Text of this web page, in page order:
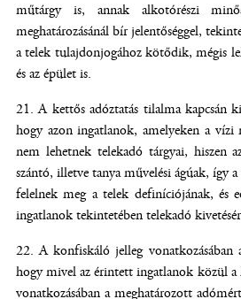
műtárgy is, annak alkotórészi
meghatározásánál bír jelentőséggel,
a telek tulajdonjogához kötődik, mégis
és az épület is.
A kettős adóztatás tilalma kapcsán
hogy azon ingatlanok, amelyeken a vízi
nem lehetnek telekadó tárgyai, hiszen
szántó, illetve tanya művelési ágúak, így
felelnek meg a telek definíciójának, és
ingatlanok tekintetében telekadó
A konfiskáló jelleg
hogy mivel az érintett ingatlanok közül a
vonatkozásában a meghatározott